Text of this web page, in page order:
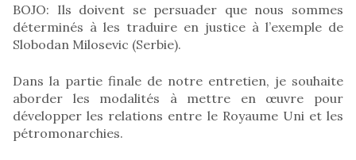
BOJO: Ils doivent se persuader que nous sommes
déterminés à les traduire en justice à l’exemple de
Slobodan Milosevic (Serbie).
Dans la partie finale de notre entretien, je souhaite
aborder les modalités à mettre en œuvre pour
développer les relations entre le Royaume Uni et les
pétromonarchies.